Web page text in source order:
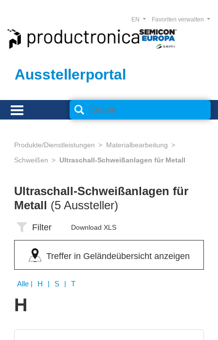
Ausstellerportal
Favoriten verwalten
EN
Produkte/Dienstleistungen
Materialbearbeitung
Schweißen
Ultraschall-Schweißanlagen für Metall
Ultraschall-Schweißanlagen für
Metall (5 Aussteller)
Filter Download XLS
Treffer in Geländeübersicht anzeigen
Alle | H | S | T
H